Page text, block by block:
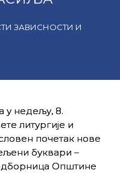
ЗАВИСНОСТИ И
у недељу, 8.
литургије и
почетак нове
буквари –
Општине